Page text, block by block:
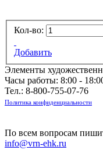
Кол-во:
Добавить
Элементы
Часы работы: 8:00 -
Тел.: 8-800-755-07-76
Политика конфиденциальности
По всем вопросам
info@vrn-ehk.ru